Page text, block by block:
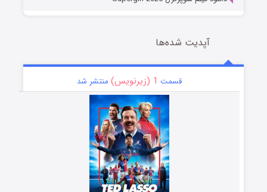
آپدیت شده‌ها
قسمت 1 (زیرنویس) منتشر شد